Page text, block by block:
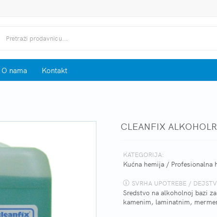
O nama Kontakt
CLEANFIX
KATEGORIJA:
Kućna hemija / Profesionalna
SVRHA UPOTREBE /
Sredstvo na alkoholnoj bazi
kamenim, laminatnim,